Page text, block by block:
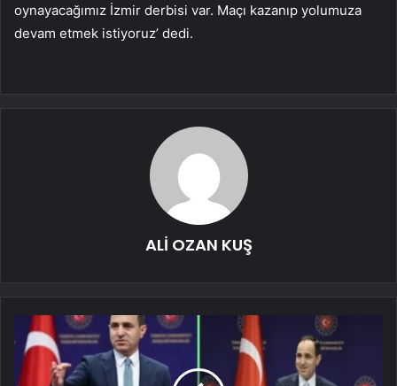
oynayacağımız İzmir derbisi var. Maçı kazanıp yolumuza
devam etmek istiyoruz’ dedi.
ALİ OZAN KUŞ